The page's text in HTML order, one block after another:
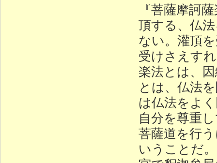
『菩薩摩訶
頂する、仏
ない。灌頂
受けさえす
楽法とは、
とは、仏法
は仏法をよ
自分を尊重
菩薩道を行
いうことだ